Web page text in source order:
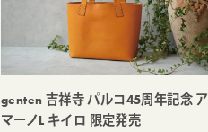
genten 吉祥寺 パルコ45周年記念 ア
マーノL キイロ 限定発売